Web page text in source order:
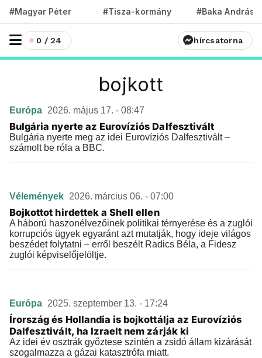
#Magyar Péter #Tisza-kormány #Baka András
0 / 24 hírcsatorna
bojkott
Európa 2026. május 17. - 08:47
Bulgária nyerte az Eurovíziós Dalfesztivált
Bulgária nyerte meg az idei Eurovíziós Dalfesztivált –
számolt be róla a BBC.
Vélemények 2026. március 06. - 07:00
Bojkottot hirdettek a Shell ellen
A háború haszonélvezőinek politikai térnyerése és a zuglói
korrupciós ügyek egyaránt azt mutatják, hogy ideje világos
beszédet folytatni – erről beszélt Radics Béla, a Fidesz
zuglói képviselőjelöltje.
Európa 2025. szeptember 13. - 17:24
Írország és Hollandia is bojkottálja az Eurovíziós
Dalfesztivált, ha Izraelt nem zárják ki
Az idei év osztrák győztese szintén a zsidó állam kizárását
szogalmazza a gázai katasztrófa miatt.